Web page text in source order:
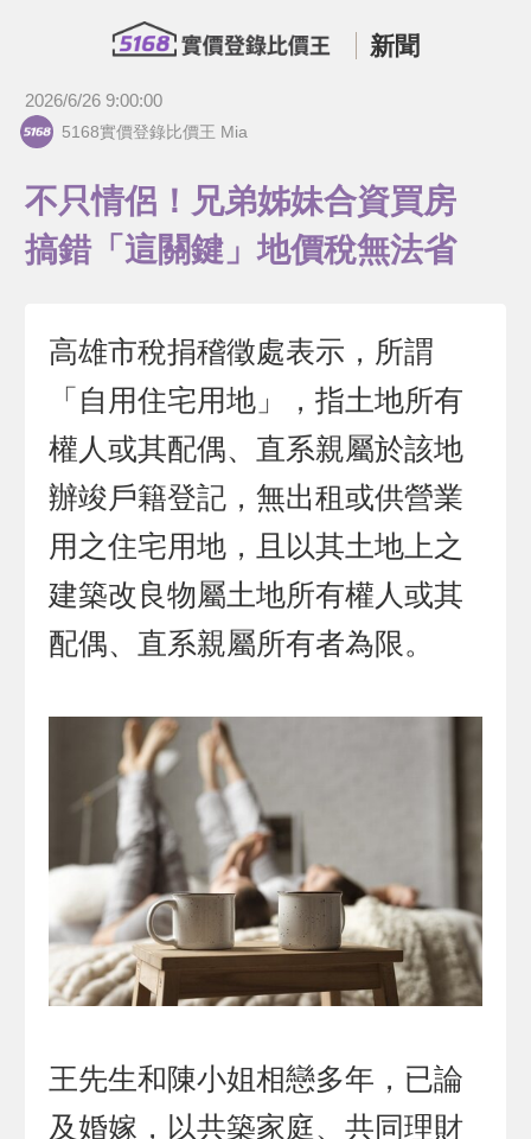
新聞
2026/6/26 9:00:00
5168實價登錄比價王 Mia
不只情侶！兄弟姊妹合資買房
搞錯「這關鍵」地價稅無法省
高雄市稅捐稽徵處表示，所謂
「自用住宅用地」，指土地所有
權人或其配偶、直系親屬於該地
辦竣戶籍登記，無出租或供營業
用之住宅用地，且以其土地上之
建築改良物屬土地所有權人或其
配偶、直系親屬所有者為限。
王先生和陳小姐相戀多年，已論
及婚嫁，以共築家庭、共同理財